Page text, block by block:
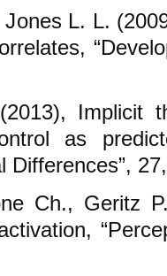
L. L.
Implicit
as
Differences”,
Ch., Geritz